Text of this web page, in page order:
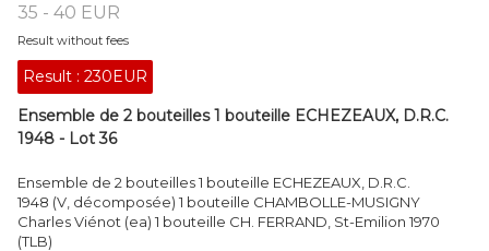
35 - 40 EUR
Result without fees
Result : 230EUR
Ensemble de 2 bouteilles 1 bouteille ECHEZEAUX, D.R.C.
1948 - Lot 36
Ensemble de 2 bouteilles 1 bouteille ECHEZEAUX, D.R.C.
1948 (V, décomposée) 1 bouteille CHAMBOLLE-MUSIGNY
Charles Viénot (ea) 1 bouteille CH. FERRAND, St-Emilion 1970
(TLB)